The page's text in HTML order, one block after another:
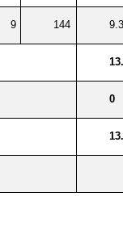
9 144
0